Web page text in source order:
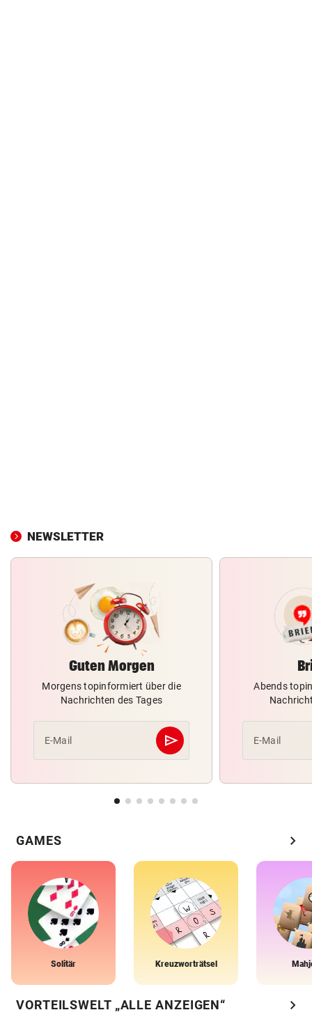
NEWSLETTER
Guten Morgen
Morgens topinformiert über die
Nachrichten des Tages
E-Mail send
Abschicken
Abends
E-Mail
GAMES chevron_right
Solitär Kreuzworträtsel
VORTEILSWELT „ALLE ANZEIGEN“ chevron_right